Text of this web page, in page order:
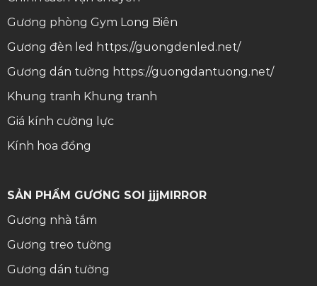
Gương phòng Gym Long Biên
Gương đèn led https://guongdenled.net/
Gương dán tường https://guongdantuong.net/
Khung tranh Khung tranh
Giá kính cường lực
Kính hoa đồng
SẢN PHẨM GƯƠNG SOI jjjMIRROR
Gương nhà tắm
Gương treo tường
Gương dán tường